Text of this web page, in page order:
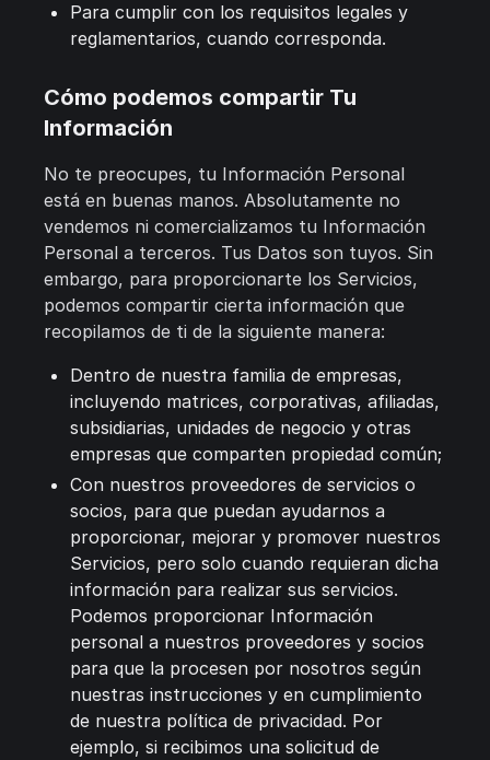
Para cumplir con los requisitos legales y
reglamentarios, cuando corresponda.
Cómo podemos compartir Tu
Información
No te preocupes, tu Información Personal
está en buenas manos. Absolutamente no
vendemos ni comercializamos tu Información
Personal a terceros. Tus Datos son tuyos. Sin
embargo, para proporcionarte los Servicios,
podemos compartir cierta información que
recopilamos de ti de la siguiente manera:
Dentro de nuestra familia de empresas,
incluyendo matrices, corporativas, afiliadas,
subsidiarias, unidades de negocio y otras
empresas que comparten propiedad común;
Con nuestros proveedores de servicios o
socios, para que puedan ayudarnos a
proporcionar, mejorar y promover nuestros
Servicios, pero solo cuando requieran dicha
información para realizar sus servicios.
Podemos proporcionar Información
personal a nuestros proveedores y socios
para que la procesen por nosotros según
nuestras instrucciones y en cumplimiento
de nuestra política de privacidad. Por
ejemplo, si recibimos una solicitud de